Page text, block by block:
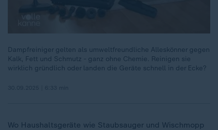
Dampfreiniger gelten als umweltfreundliche Alleskönner gegen
Kalk, Fett und Schmutz - ganz ohne Chemie. Reinigen sie
wirklich gründlich oder landen die Geräte schnell in der Ecke?
Wo Haushaltsgeräte wie Staubsauger und Wischmopp